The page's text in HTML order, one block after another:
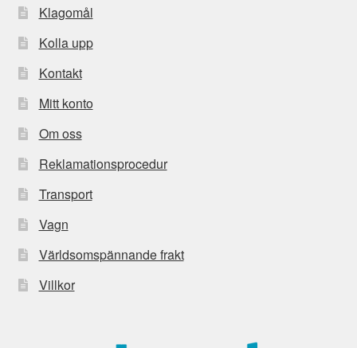
Klagomål
Kolla upp
Kontakt
Mitt konto
Om oss
Reklamationsprocedur
Transport
Vagn
Världsomspännande frakt
Villkor